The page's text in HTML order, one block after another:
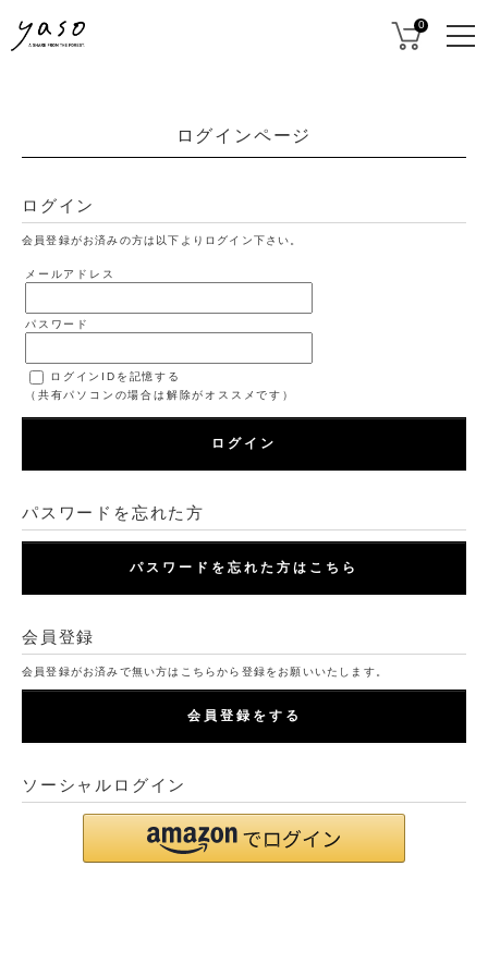
0
ログインページ
ログイン
会員登録がお済みの方は以下よりログイン下さい。
メールアドレス
パスワード
ログインIDを記憶する
（共有パソコンの場合は解除がオススメです）
ログイン
パスワードを忘れた方
パスワードを忘れた方はこちら
会員登録
会員登録がお済みで無い方はこちらから登録をお願いいたします。
会員登録をする
ソーシャルログイン